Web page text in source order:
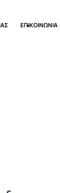
ΕΠΙΚΟΙΝΩΝΙΑ